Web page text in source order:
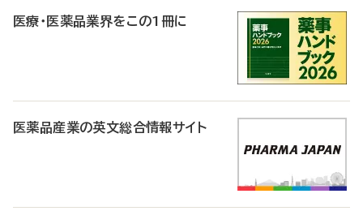
医療・医薬品業界をこの1冊に
医薬品産業の英文総合情報サイト